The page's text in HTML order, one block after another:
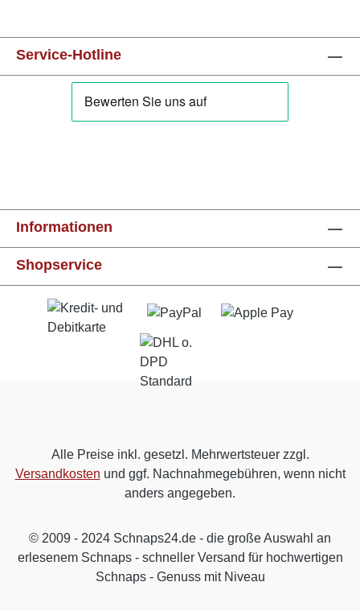
Service-Hotline
Informationen
Shopservice
Alle Preise inkl. gesetzl. Mehrwertsteuer zzgl.
Versandkosten und ggf. Nachnahmegebühren, wenn nicht
anders angegeben.
© 2009 - 2024 Schnaps24.de - die große Auswahl an
erlesenem Schnaps - schneller Versand für hochwertigen
Schnaps - Genuss mit Niveau